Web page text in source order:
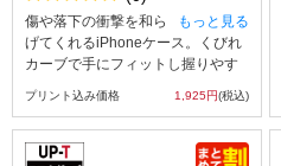
もっと見る
傷や落下の衝撃を和ら
げてくれるiPhoneケース。くびれ
カーブで手にフィットし握りやす
いです。
UVインクジェット印刷を使って、
アップロードしたオリジナルの画
像をスマホケースの内側へ印刷す
プリント込み価格 1,925円(税込)